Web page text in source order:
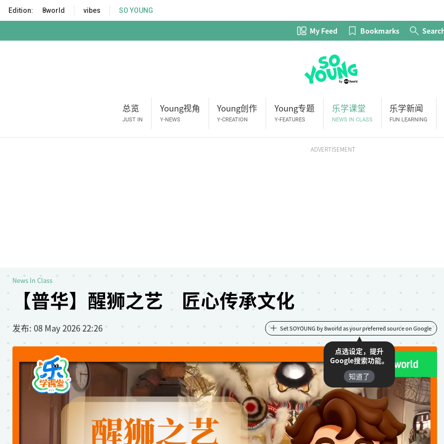
p
Edition: 8world vibes SO YOUNG
My Feed Bookmarks
总览
JUST IN
Young视角
Y-NEWS
Young创作
Y-CREATION
Young专题
Y-FEATURES
乐学课堂
NEWS IN CLASS
乐学新闻
FUN LEARNING
ADVERTISEMENT
【普华】醒狮之艺 匠心传承文化
News In Class
发布: 08 May 2026 22:26 Set SOYOUNG by 8world as your preferred source on Google
点选设定，提升
Google搜索功能。
知道了